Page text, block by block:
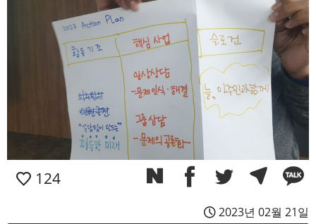
124
2023년 02월 21일